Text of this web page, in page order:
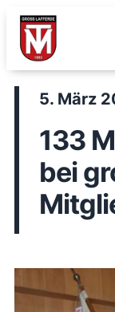
Zum
Inhalt
springen
5. März
133
bei